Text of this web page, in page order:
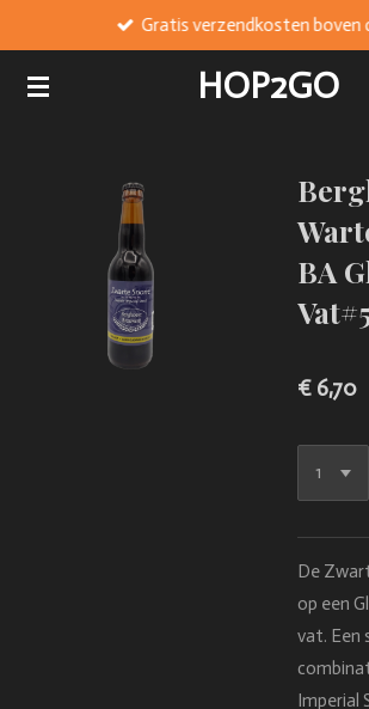
naar
HOP2GO
Gratis verzendkosten boven
BA
€ 6,70
De
op een
vat. Een
Imperial